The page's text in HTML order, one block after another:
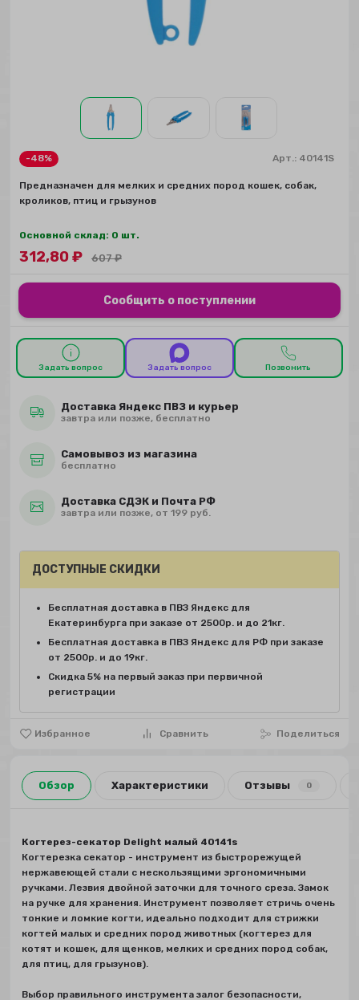
-48% Арт.: 40141S
Предназначен для мелких и средних пород кошек, собак,
кроликов, птиц и грызунов
Основной склад: 0 шт.
312,80₽ 607₽
Сообщить о поступлении
Задать вопрос Задать вопрос Позвонить
Доставка Яндекс ПВЗ и курьер
завтра или позже, бесплатно
Самовывоз из магазина
бесплатно
Доставка СДЭК и Почта РФ
завтра или позже, от 199 руб.
Избранное Сравнить Поделиться
ДОСТУПНЫЕ СКИДКИ
Бесплатная доставка в ПВЗ Яндекс для
Екатеринбурга при заказе от 2500р. и до 21кг.
Бесплатная доставка в ПВЗ Яндекс для РФ при заказе
от 2500р. и до 19кг.
Скидка 5% на первый заказ при первичной
регистрации
Обзор Характеристики Отзывы 0
Когтерез-секатор Delight малый 40141s
Когтерезка секатор - инструмент из быстрорежущей
нержавеющей стали с нескользящими эргономичными
ручками. Лезвия двойной заточки для точного среза. Замок
на ручке для хранения. Инструмент позволяет стричь очень
тонкие и ломкие когти, идеально подходит для стрижки
когтей малых и средних пород животных (когтерез для
котят и кошек, для щенков, мелких и средних пород собак,
для птиц, для грызунов).
Выбор правильного инструмента залог безопасности,